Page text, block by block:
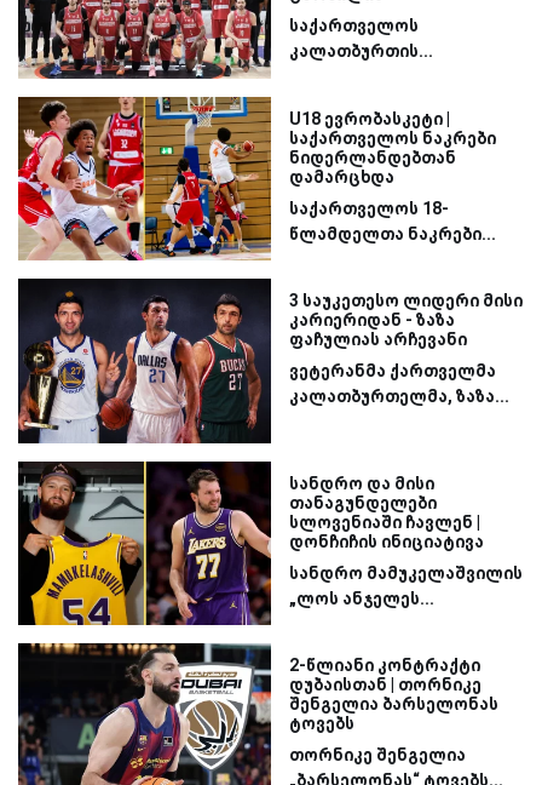
საქართველოს
კალათბურთის...
U18 ევრობასკეტი |
საქართველოს ნაკრები
ნიდერლანდებთან
დამარცხდა
საქართველოს 18-
წლამდელთა ნაკრები...
3 საუკეთესო ლიდერი მისი
კარიერიდან - ზაზა
ფაჩულიას არჩევანი
ვეტერანმა ქართველმა
კალათბურთელმა, ზაზა...
სანდრო და მისი
თანაგუნდელები
სლოვენიაში ჩავლენ |
დონჩიჩის ინიციატივა
სანდრო მამუკელაშვილის
„ლოს ანჯელეს...
2-წლიანი კონტრაქტი
დუბაისთან | თორნიკე
შენგელია ბარსელონას
ტოვებს
თორნიკე შენგელია
„ბარსელონას“ ტოვებს...